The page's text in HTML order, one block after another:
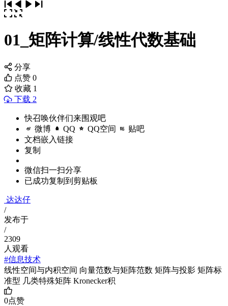
01_矩阵计算/线性代数基础
分享
点赞 0
收藏 1
下载 2
快召唤伙伴们来围观吧
微博 QQ QQ空间 贴吧
文档嵌入链接
复制
微信扫一扫分享
已成功复制到剪贴板
达达仔
/
发布于
/
2309
人观看
#信息技术
线性空间与内积空间 向量范数与矩阵范数 矩阵与投影 矩阵标
准型 几类特殊矩阵 Kronecker积
0点赞